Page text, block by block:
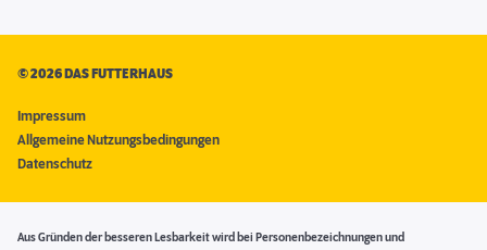
©2026 DAS FUTTERHAUS
Impressum
Allgemeine Nutzungsbedingungen
Datenschutz
Aus Gründen der besseren Lesbarkeit wird bei Personenbezeichnungen und